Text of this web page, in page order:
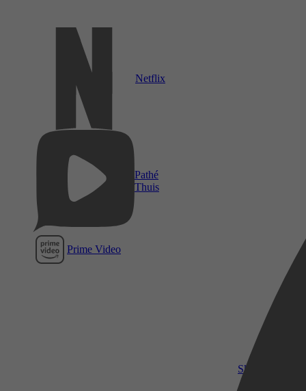
Netflix
Pathé
Thuis
Prime Video
SkyShowtime